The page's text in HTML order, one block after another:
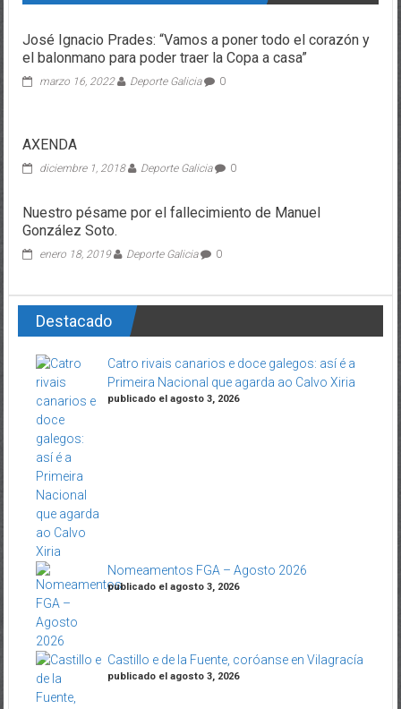
José Ignacio Prades: “Vamos a poner todo el corazón y
el balonmano para poder traer la Copa a casa”
marzo 16, 2022 Deporte Galicia 0
AXENDA
diciembre 1, 2018 Deporte Galicia 0
Nuestro pésame por el fallecimiento de Manuel
González Soto.
enero 18, 2019 Deporte Galicia 0
Destacado
Catro rivais canarios e doce galegos: así é a
Primeira Nacional que agarda ao Calvo Xiria
publicado el agosto 3, 2026
Nomeamentos FGA – Agosto 2026
publicado el agosto 3, 2026
Castillo e de la Fuente, coróanse en Vilagracía
publicado el agosto 3, 2026